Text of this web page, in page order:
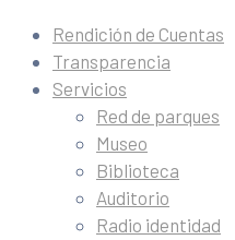
Rendición de Cuentas
Transparencia
Servicios
Red de parques
Museo
Biblioteca
Auditorio
Radio identidad